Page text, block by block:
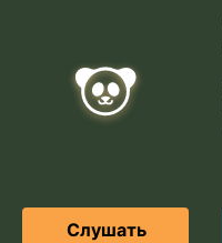
Слушать